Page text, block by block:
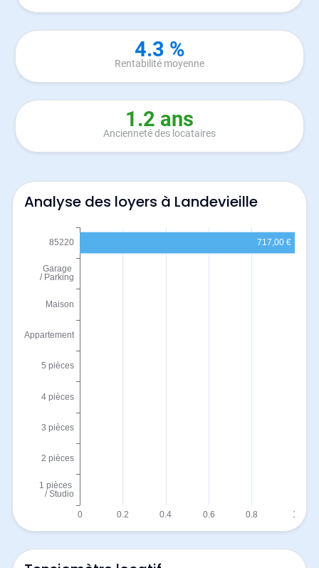
4.3 %
Rentabilité moyenne
1.2 ans
Ancienneté des locataires
Analyse des loyers à Landevieille